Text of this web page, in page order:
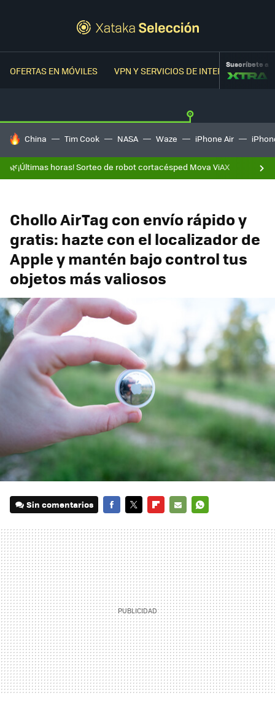
OFERTAS EN MÓVILES VPN Y SERVICIOS DE INTERNETSuscríbete a
HOY SE HABLA DE
China Tim Cook NASA Waze iPhone Air
🌿¡Últimas horas! Sorteo de robot cortacésped Mova ViAX
Chollo AirTag con envío rápido y
gratis: hazte con el localizador de
Apple y mantén bajo control tus
objetos más valiosos
Sin comentarios
MAIL